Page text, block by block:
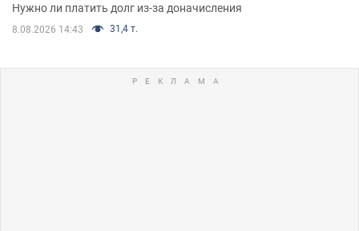
Нужно ли платить долг из-за доначисления
8.08.2026 14:43 31,4 т.